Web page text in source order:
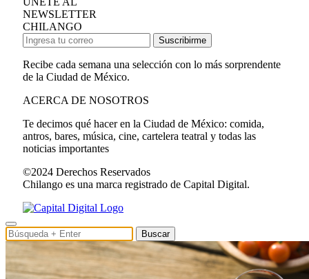
NEWSLETTER
CHILANGO
Suscribirme
Recibe cada semana una selección con lo más sorprendente
de la Ciudad de México.
ACERCA DE NOSOTROS
Te decimos qué hacer en la Ciudad de México: comida,
antros, bares, música, cine, cartelera teatral y todas las
noticias importantes
©2024 Derechos Reservados
Chilango es una marca registrado de Capital Digital.
Buscar